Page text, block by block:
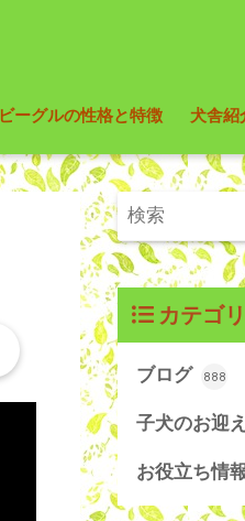
ビーグルの性格と特徴 犬舎紹
カテゴ
ブログ 888
子犬のお迎
お役立ち情